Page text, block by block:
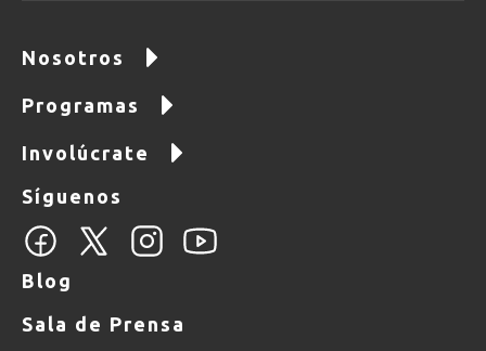
Nosotros
Programas
Involúcrate
Síguenos
Blog
Sala de Prensa